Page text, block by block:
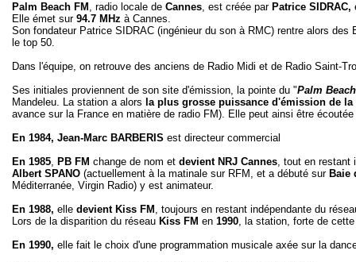
Palm Beach FM , radio locale de Cannes, est créée par Patrice SIDRAC,
Elle émet sur 94.7 MHz à Cannes.
Son fondateur Patrice SIDRAC (ingénieur du son à RMC) rentre alors
le top 50.
Dans l'équipe, on retrouve des anciens de Radio Midi et de Radio Saint-
Ses initiales proviennent de son site d'émission, la pointe du "Palm Beach
Mandeleu. La station a alors la plus grosse puissance d'émission de
avance sur la France en matière de radio FM). Elle peut ainsi être
En 1984, Jean-Marc BARBERIS est directeur commercial
En 1985, PB FM change de nom et devient NRJ Cannes, tout en restant
Albert SPANO (actuellement à la matinale sur RFM, et a débuté sur Baie
Méditerranée, Virgin Radio) y est animateur.
En 1988, elle devient Kiss FM , toujours en restant indépendante du
Lors de la disparition du réseau Kiss FM en 1990, la station, forte de
En 1990, elle fait le choix d'une programmation musicale axée sur la